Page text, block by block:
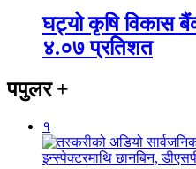
घट्यो कृषि विकास
४.०७ प्रतिशत
पपुलर+
१